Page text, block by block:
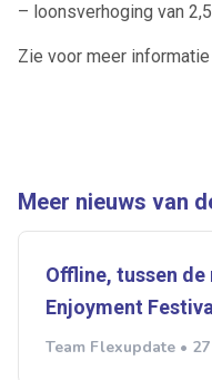
– loonsverhoging van
Zie voor meer
Meer nieuws van
Offline, tussen
Enjoyment
Team Flexupdate •